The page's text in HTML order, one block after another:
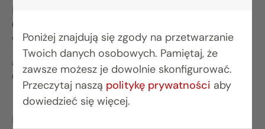
Poniżej znajdują się zgody na przetwarzanie
Twoich danych osobowych. Pamiętaj, że
zawsze możesz je dowolnie skonfigurować.
Przeczytaj naszą politykę prywatności aby
dowiedzieć się więcej.
BIURO WARSZAWA
(22) 642 03 55
warszawa@rogowskidevelopment.pl
al. Wilanowska 67E lok. U5
02-765 Warszawa
INFORMACJE